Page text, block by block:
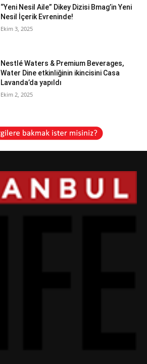
“Yeni Nesil Aile” Dikey Dizisi Bmag’in Yeni
Nesil İçerik Evreninde!
Ekim 3, 2025
Nestlé Waters & Premium Beverages,
Water Dine etkinliğinin ikincisini Casa
Lavanda’da yapıldı
Ekim 2, 2025